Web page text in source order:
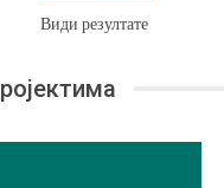
Види резултате